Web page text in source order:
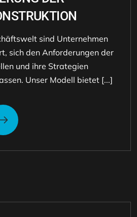
sind Unternehmen
sich den Anforderungen der
und ihre Strategien
Unser Modell bietet [...]